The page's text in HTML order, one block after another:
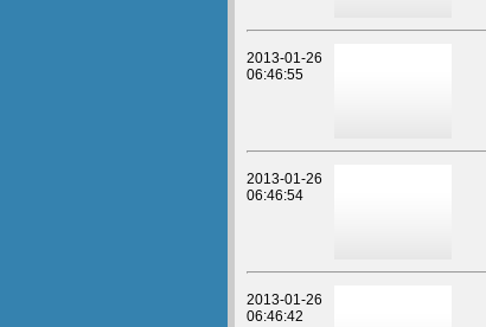
2013-01-26
06:46:55
2013-01-26
06:46:54
2013-01-26
06:46:42